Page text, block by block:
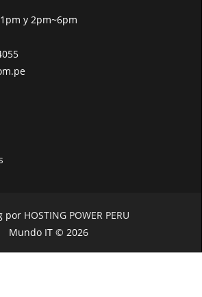
y 2pm~6pm
por HOSTING POWER PERU
Mundo IT © 2026